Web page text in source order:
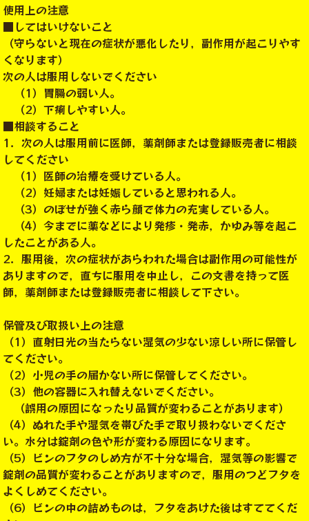
使用上の注意
■してはいけないこと
（守らないと現在の症状が悪化したり，副作用が起こりやす
くなります）
次の人は服用しないでください
（1）胃腸の弱い人。
（2）下痢しやすい人。
■相談すること
1．次の人は服用前に医師，薬剤師または登録販売者に相談
してください
（1）医師の治療を受けている人。
（2）妊婦または妊娠していると思われる人。
（3）のぼせが強く赤ら顔で体力の充実している人。
（4）今までに薬などにより発疹・発赤，かゆみ等を起こ
したことがある人。
2．服用後，次の症状があらわれた場合は副作用の可能性が
ありますので，直ちに服用を中止し，この文書を持って医
師，薬剤師または登録販売者に相談して下さい。
保管及び取扱い上の注意
（1）直射日光の当たらない湿気の少ない涼しい所に保管し
てください。
（2）小児の手の届かない所に保管してください。
（3）他の容器に入れ替えないでください。
（誤用の原因になったり品質が変わることがあります）
（4）ぬれた手や湿気を帯びた手で取り扱わないでくださ
い。水分は錠剤の色や形が変わる原因になります。
（5）ビンのフタのしめ方が不十分な場合，湿気等の影響で
錠剤の品質が変わることがありますので，服用のつどフタを
よくしめてください。
（6）ビンの中の詰めものは，フタをあけた後はすててくだ